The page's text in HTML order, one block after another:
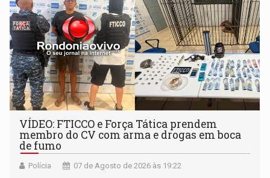
VÍDEO: FTICCO e Força Tática prendem
membro do CV com arma e drogas em boca
de fumo
Polícia 07 de Agosto de 2026 às 19:22